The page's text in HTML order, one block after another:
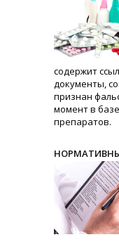
содержит
документы,
признан
момент в
препаратов.